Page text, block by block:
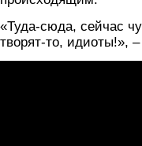
«Туда-сюда, сейчас
творят-то, идиоты!»,